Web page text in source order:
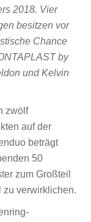
2018. Vier
besitzen vor
Chance
by
und Kelvin
zwölf
auf der
beträgt
50
zum Großteil
zu verwirklichen.